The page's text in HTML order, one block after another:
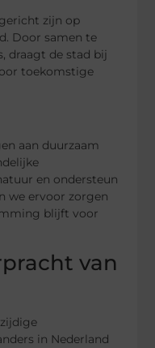
zijn op
Door samen te
draagt de stad bij
toekomstige
aan duurzaam
en ondersteun
we ervoor zorgen
blijft voor
van
in Nederland